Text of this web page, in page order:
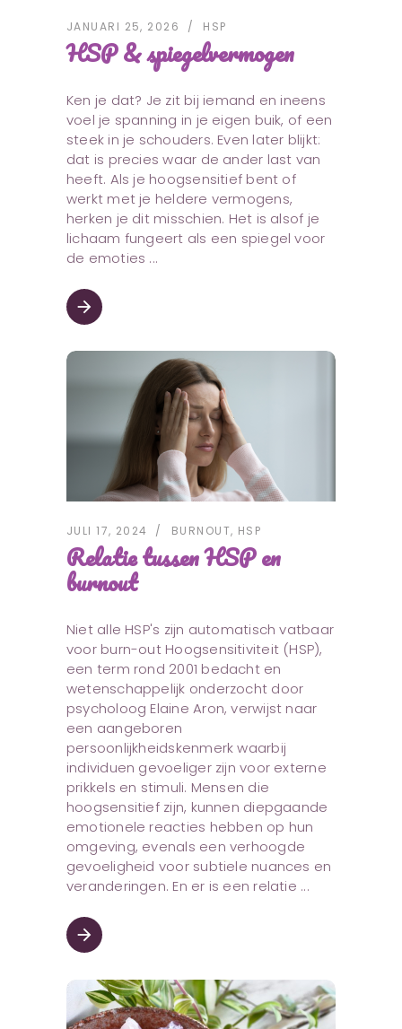
JANUARI 25, 2026 HSP
HSP & spiegelvermogen
Ken je dat? Je zit bij iemand en ineens
voel je spanning in je eigen buik, of een
steek in je schouders. Even later blijkt:
dat is precies waar de ander last van
heeft. Als je hoogsensitief bent of
werkt met je heldere vermogens,
herken je dit misschien. Het is alsof je
lichaam fungeert als een spiegel voor
de emoties
arrow_forward
JULI 17, 2024 BURNOUT, HSP
Relatie tussen HSP en
burnout
Niet alle HSP's zijn automatisch vatbaar
voor burn-out Hoogsensitiviteit (HSP),
een term rond 2001 bedacht en
wetenschappelijk onderzocht door
psycholoog Elaine Aron, verwijst naar
een aangeboren
persoonlijkheidskenmerk waarbij
individuen gevoeliger zijn voor externe
prikkels en stimuli. Mensen die
hoogsensitief zijn, kunnen diepgaande
emotionele reacties hebben op hun
omgeving, evenals een verhoogde
gevoeligheid voor subtiele nuances en
veranderingen. En er is een relatie
arrow_forward